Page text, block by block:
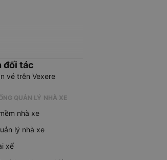
đối tác
vé trên Vexere
QUẢN LÝ NHÀ XE
nhà xe
lý nhà xe
xế